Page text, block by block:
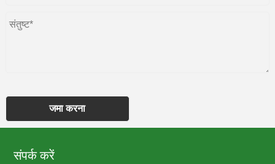
जमा करना
संपर्क करें